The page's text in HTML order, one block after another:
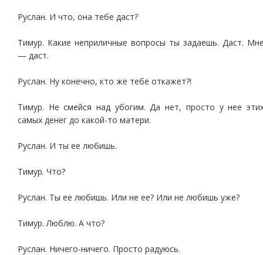
Руслан. И что, она тебе даст?
Тимур. Какие неприличные вопросы ты задаешь. Даст.
— даст.
Руслан. Ну конечно, кто же тебе откажет?!
Тимур. Не смейся над убогим. Да нет, просто у нее
самых денег до какой-то матери.
Руслан. И ты ее любишь.
Тимур. Что?
Руслан. Ты ее любишь. Или не ее? Или не любишь уже?
Тимур. Люблю. А что?
Руслан. Ничего-ничего. Просто радуюсь.